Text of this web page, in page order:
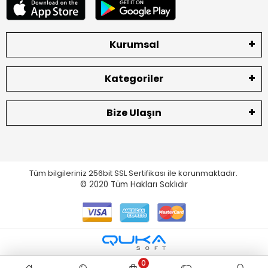
Kurumsal
Kategoriler
Bize Ulaşın
Tüm bilgileriniz 256bit SSL Sertifikası ile korunmaktadır.
© 2020 Tüm Hakları Saklıdır
0